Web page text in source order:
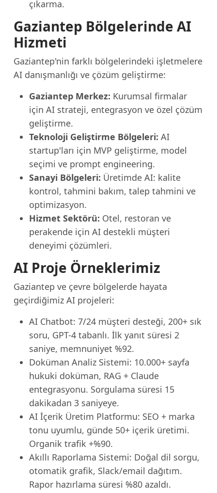
çıkarma.
Gaziantep Bölgelerinde AI
Hizmeti
Gaziantep'nin farklı bölgelerindeki işletmelere
AI danışmanlığı ve çözüm geliştirme:
Gaziantep Merkez: Kurumsal firmalar
için AI strateji, entegrasyon ve özel çözüm
geliştirme.
Teknoloji Geliştirme Bölgeleri: AI
startup'ları için MVP geliştirme, model
seçimi ve prompt engineering.
Sanayi Bölgeleri: Üretimde AI: kalite
kontrol, tahmini bakım, talep tahmini ve
optimizasyon.
Hizmet Sektörü: Otel, restoran ve
perakende için AI destekli müşteri
deneyimi çözümleri.
AI Proje Örneklerimiz
Gaziantep ve çevre bölgelerde hayata
geçirdiğimiz AI projeleri:
AI Chatbot: 7/24 müşteri desteği, 200+ sık
soru, GPT-4 tabanlı. İlk yanıt süresi 2
saniye, memnuniyet %92.
Doküman Analiz Sistemi: 10.000+ sayfa
hukuki doküman, RAG + Claude
entegrasyonu. Sorgulama süresi 15
dakikadan 3 saniyeye.
AI İçerik Üretim Platformu: SEO + marka
tonu uyumlu, günde 50+ içerik üretimi.
Organik trafik +%90.
Akıllı Raporlama Sistemi: Doğal dil sorgu,
otomatik grafik, Slack/email dağıtım.
Rapor hazırlama süresi %80 azaldı.